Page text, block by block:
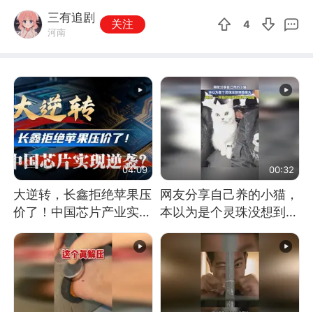
三有追剧
河南
关注 4
04:09
大逆转，长鑫拒绝苹果压
价了！中国芯片产业实现
怎样的逆袭？
00:32
网友分享自己养的小猫，
本以为是个灵珠没想到是
魔丸